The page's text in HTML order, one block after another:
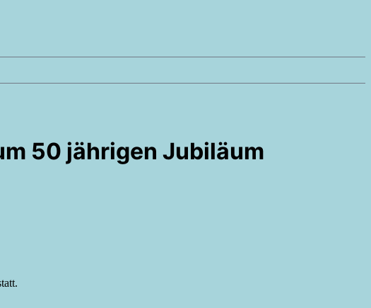
50 jährigen Jubiläum